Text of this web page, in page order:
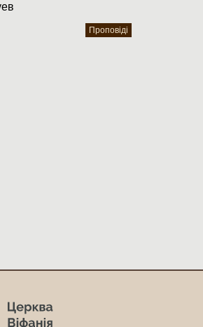
Проповіді